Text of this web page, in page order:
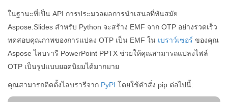
ในฐานะที่เป็น API การประมวลผลการนำเสนอที่ทันสมัย ​​
Aspose.Slides สำหรับ Python จะสร้าง EMF จาก OTP อย่างรวดเร็ว
ทดสอบคุณภาพของการแปลง OTP เป็น EMF ใน เบราว์เซอร์ ของคุณ
Aspose ไลบรารี PowerPoint PPTX ช่วยให้คุณสามารถแปลงไฟล์
OTP เป็นรูปแบบยอดนิยมได้มากมาย
คุณสามารถติดตั้งไลบรารีจาก PyPI โดยใช้คำสั่ง pip ต่อไปนี้: